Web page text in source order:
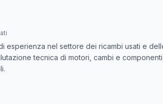
esperienza nel settore dei ricambi usati e
tecnica di motori, cambi e